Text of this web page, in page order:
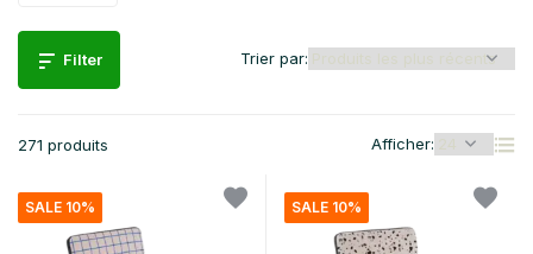
Filter
271 produits Afficher:
Trier par:
SALE 10% SALE 10%